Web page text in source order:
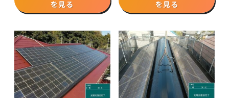
を見る
を見る